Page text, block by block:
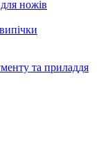
ножів
та приладдя